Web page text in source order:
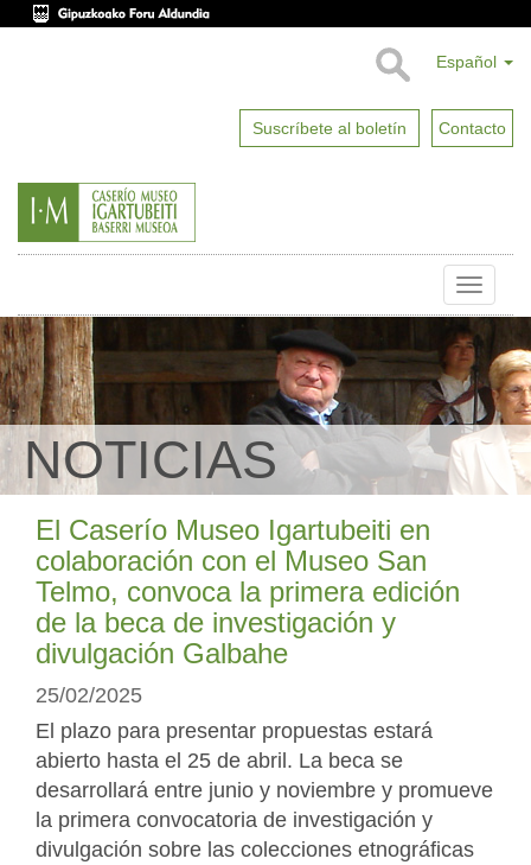
Español
Suscríbete al boletín Contacto
Toggle
NOTICIAS
El Caserío Museo Igartubeiti en
colaboración con el Museo San
Telmo, convoca la primera edición
de la beca de investigación y
divulgación Galbahe
25/02/2025
El plazo para presentar propuestas estará
abierto hasta el 25 de abril. La beca se
desarrollará entre junio y noviembre y promueve
la primera convocatoria de investigación y
divulgación sobre las colecciones etnográficas